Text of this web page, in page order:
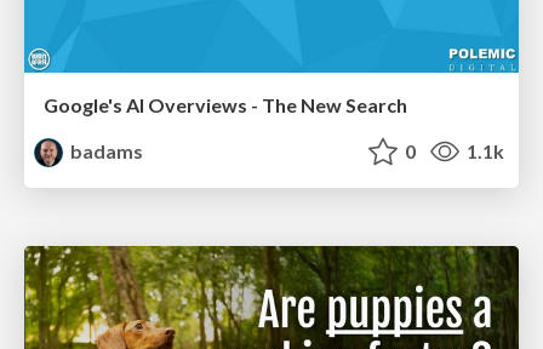
Google's AI Overviews - The New Search
badams
0 1.1k